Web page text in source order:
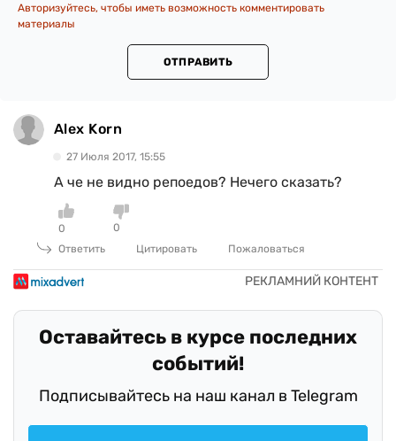
Авторизуйтесь, чтобы иметь возможность комментировать
материалы
ОТПРАВИТЬ
Alex Korn
27 Июля 2017, 15:55
А че не видно репоедов? Нечего сказать?
0
0
Ответить
Цитировать Пожаловаться
Оставайтесь в курсе последних
событий!
Подписывайтесь на наш канал в Telegram